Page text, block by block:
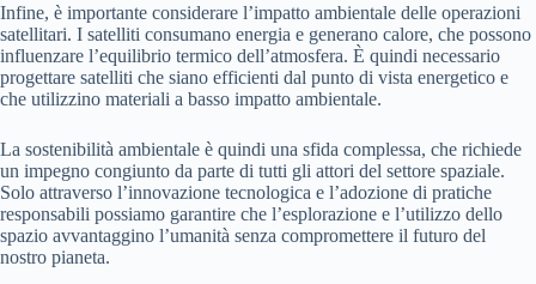
Infine, è importante considerare l’impatto ambientale delle operazioni
satellitari. I satelliti consumano energia e generano calore, che possono
influenzare l’equilibrio termico dell’atmosfera. È quindi necessario
progettare satelliti che siano efficienti dal punto di vista energetico e
che utilizzino materiali a basso impatto ambientale.
La sostenibilità ambientale è quindi una sfida complessa, che richiede
un impegno congiunto da parte di tutti gli attori del settore spaziale.
Solo attraverso l’innovazione tecnologica e l’adozione di pratiche
responsabili possiamo garantire che l’esplorazione e l’utilizzo dello
spazio avvantaggino l’umanità senza compromettere il futuro del
nostro pianeta.